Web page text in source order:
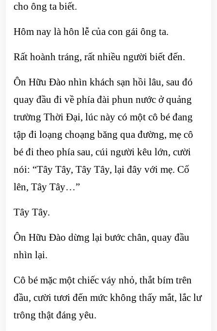
cho ông ta biết.
Hôm nay là hôn lễ của con gái ông ta.
Rất hoành tráng, rất nhiều người biết đến.
Ôn Hữu Đào nhìn khách sạn hồi lâu, sau đó
quay đầu đi về phía đài phun nước ở quảng
trường Thời Đại, lúc này có một cô bé đang
tập đi loạng choạng băng qua đường, mẹ cô
bé đi theo phía sau, cúi người kêu lớn, cười
nói: “Tây Tây, Tây Tây, lại đây với mẹ. Cố
lên, Tây Tây…”
Tây Tây.
Ôn Hữu Đào dừng lại bước chân, quay đầu
nhìn lại.
Cô bé mặc một chiếc váy nhỏ, thắt bím trên
đầu, cười tươi đến mức không thấy mắt, lắc lư
trông thật đáng yêu.